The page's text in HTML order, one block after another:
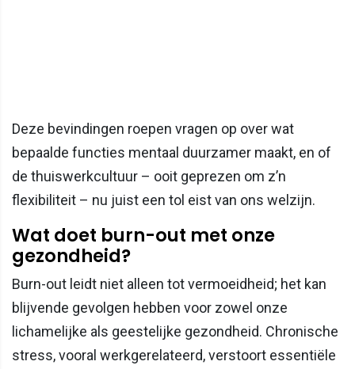
Deze bevindingen roepen vragen op over wat
bepaalde functies mentaal duurzamer maakt, en of
de thuiswerkcultuur – ooit geprezen om z’n
flexibiliteit – nu juist een tol eist van ons welzijn.
Wat doet burn-out met onze
gezondheid?
Burn-out leidt niet alleen tot vermoeidheid; het kan
blijvende gevolgen hebben voor zowel onze
lichamelijke als geestelijke gezondheid. Chronische
stress, vooral werkgerelateerd, verstoort essentiële